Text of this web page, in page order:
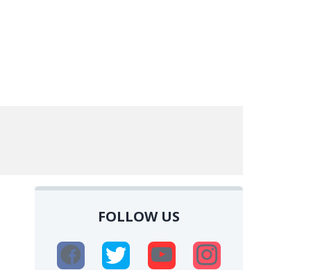
FOLLOW US